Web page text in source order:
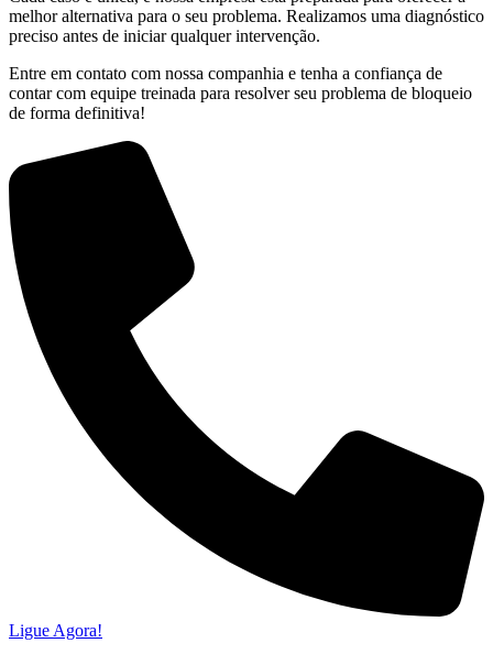
melhor alternativa para o seu problema. Realizamos uma diagnóstico
preciso antes de iniciar qualquer intervenção.
Entre em contato com nossa companhia e tenha a confiança de
contar com equipe treinada para resolver seu problema de bloqueio
de forma definitiva!
Ligue Agora!